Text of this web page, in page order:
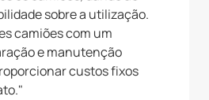
sobre a utilização.
camiões com um
e manutenção
custos fixos